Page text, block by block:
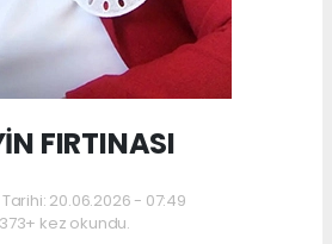
FIRTINASI
20.06.2026 - 07:49
373+ kez okundu.